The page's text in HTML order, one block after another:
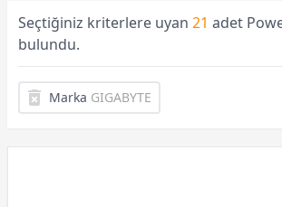
Seçtiğiniz kriterlere uyan 21 adet
bulundu.
Marka GIGABYTE